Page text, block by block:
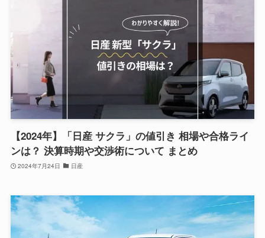
【2024年】「日産 サクラ」の値引き 相場や合格ライ
ンは？ 決算時期や交渉術について まとめ
2024年7月24日 日産